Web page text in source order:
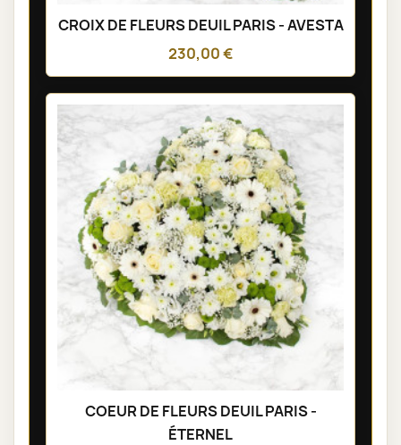
CROIX DE FLEURS DEUIL PARIS - AVESTA
230,00 €
COEUR DE FLEURS DEUIL PARIS -
ÉTERNEL